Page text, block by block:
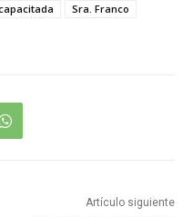
Sra. Franco
Artículo siguiente